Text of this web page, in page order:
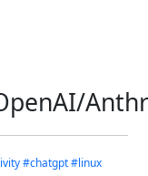
#chatgpt#linux